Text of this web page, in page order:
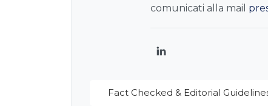
comunicati alla mail
LinkedIn
Fact Checked & Editorial